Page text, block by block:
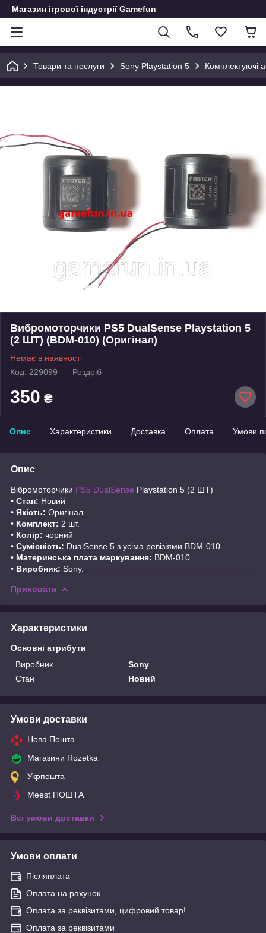
Магазин ігрової індустрії Gamefun
Товари та послуги Sony Playstation 5 Комплектуючі
Вибромоторчики PS5 DualSense Playstation 5
(2 ШТ) (BDM-010) (Оригінал)
Немає в наявності
Код: 229099
Роздріб
350 ₴
Опис Характеристики Доставка Оплата Умови
Опис
Вібромоторчики PS5 DualSense Playstation 5 (2 ШТ)
• Стан: Новий
• Якість: Оригінал
• Комплект: 2 шт.
• Колір: чорний
• Сумісність: DualSense 5 з усіма ревізіями BDM-010.
• Материнська плата маркування: BDM-010.
• Виробник: Sony.
Приховати
Характеристики
Основні атрибути
Виробник
Sony
Стан
Новий
Умови доставки
Нова Пошта
Магазини Rozetka
Укрпошта
Meest ПОШТА
Всі умови доставки
Умови оплати
Післяплата
Оплата на рахунок
Оплата за реквізитами, цифровий товар!
Оплата за реквізитами